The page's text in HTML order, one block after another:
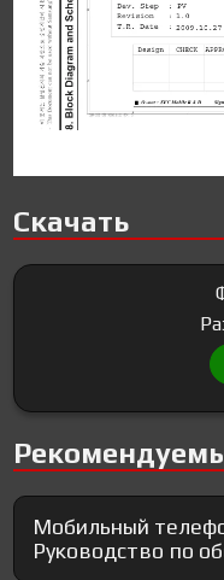
Скачать
Мобильный
Руководство по